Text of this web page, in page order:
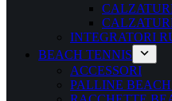
INTEGRATORI
BEACH TENNIS
ACCESSORI
PALLINE